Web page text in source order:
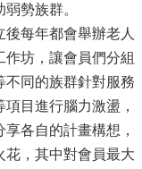
勢族群。
每年都會舉辦老人
坊，讓會員們分組
不同的族群針對服務
目進行腦力激盪，
各自的計畫構想，
花，其中對會員最大